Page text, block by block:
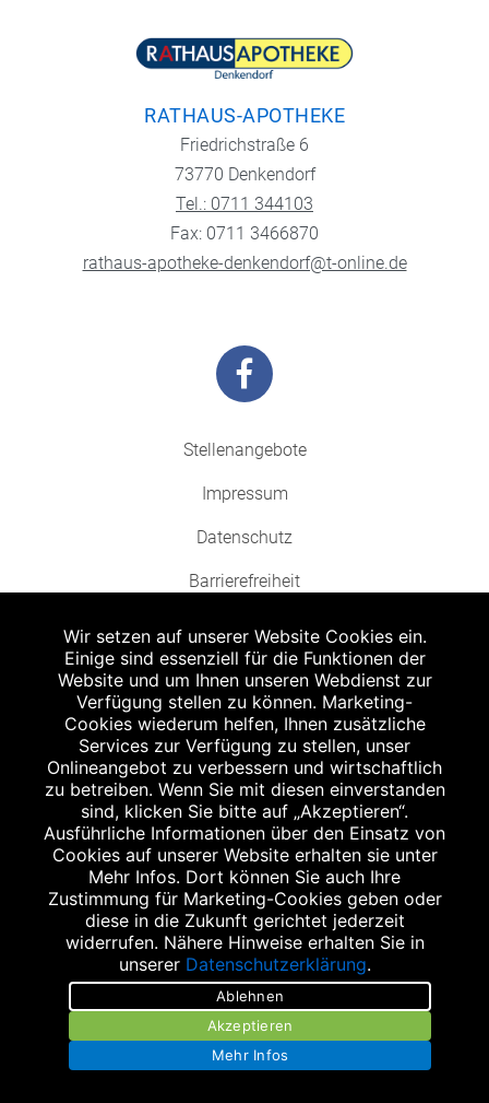
RATHAUS-APOTHEKE
Friedrichstraße 6
73770 Denkendorf
Tel.: 0711 344103
Fax: 0711 3466870
rathaus-apotheke-denkendorf@t-online.de
Stellenangebote
Impressum
Datenschutz
Barrierefreiheit
Kontakt
Bildnachweis
Abgabe in haushaltsüblichen Mengen, solange der Vorrat reicht. Für Druck-
und Satzfehler keine Haftung.
Zu Risiken und Nebenwirkungen lesen Sie die Packungsbeilage und fragen
Sie Ihren Arzt oder Apotheker.
Angabe nach der deutschen Arzneimitteltaxe Apothekenerstattungspreis
(AEP). Der AEP ist keine unverbindliche Preisempfehlung der Hersteller. Der
AEP ist ein von den Apotheken in Ansatz gebrachter Preis für rezeptfreie
Arzneimittel. Er entspricht in der Höhe dem für Apotheken verbindlichen
Abgabepreis, zu dem eine Apotheke in bestimmten Fällen (z.B. bei Kindern
unter 12 Jahren) das Produkt mit der gesetzlichen Krankenversicherung
abrechnet. Der AEP ist der allgemeine Erstattungspreis im Falle einer
Kostenübernahme durch die gesetzlichen Krankenkassen, vor Abzug eines
Zwangsrabattes (zur Zeit 5%) nach §130 Abs. 1 SGB V.
Unverbindliche Preisempfehlung des Herstellers (UVP).
Wir setzen auf unserer Website Cookies ein.
Einige sind essenziell für die Funktionen der
Website und um Ihnen unseren Webdienst zur
Verfügung stellen zu können. Marketing-
Cookies wiederum helfen, Ihnen zusätzliche
Services zur Verfügung zu stellen, unser
Onlineangebot zu verbessern und wirtschaftlich
zu betreiben. Wenn Sie mit diesen einverstanden
sind, klicken Sie bitte auf „Akzeptieren“.
Ausführliche Informationen über den Einsatz von
Cookies auf unserer Website erhalten sie unter
Mehr Infos. Dort können Sie auch Ihre
Zustimmung für Marketing-Cookies geben oder
diese in die Zukunft gerichtet jederzeit
widerrufen. Nähere Hinweise erhalten Sie in
unserer Datenschutzerklärung.
Ablehnen
Akzeptieren
Mehr Infos